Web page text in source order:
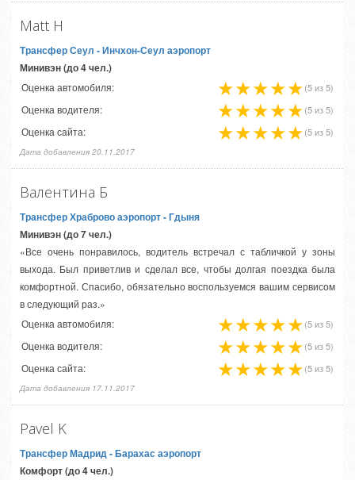
Matt H
Трансфер Сеул - Инчхон-Сеул аэропорт
Минивэн (до 4 чел.)
Оценка автомобиля: (5 из 5)
Оценка водителя: (5 из 5)
Оценка сайта: (5 из 5)
Дата добавления 20.11.2017
Валентина Б
Трансфер Храброво аэропорт- Гдыня
Минивэн (до 7 чел.)
«Все очень понравилось, водитель встречал с табличкой у зоны
выхода. Был приветлив и сделал все, чтобы долгая поездка была
комфортной. Спасибо, обязательно воспользуемся вашим сервисом
в следующий раз.»
Оценка автомобиля:
(5 из 5)
Оценка водителя: (5 из 5)
Оценка сайта: (5 из 5)
Дата добавления 17.11.2017
Pavel K
Трансфер Мадрид- Барахас аэропорт
Комфорт (до 4 чел.)